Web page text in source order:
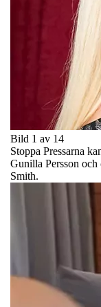
Bild 1 av 14
Stoppa Pressarna
Gunilla Persson
Smith.